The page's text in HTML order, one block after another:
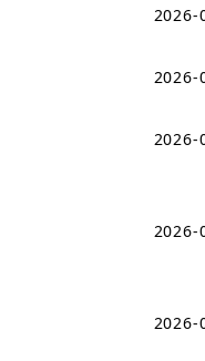
2026-
2026-
2026-
2026-
2026-